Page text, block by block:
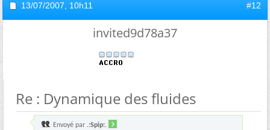
13/07/2007, 10h11 #12
invited9d78a37
Re : Dynamique des fluides
Envoyé par .:Spip:.